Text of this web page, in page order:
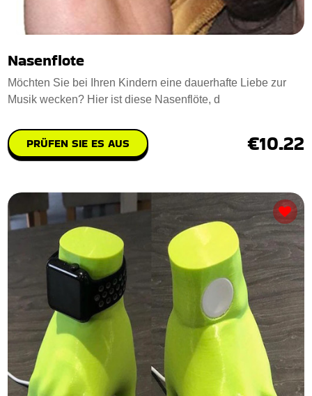
Nasenflote
Möchten Sie bei Ihren Kindern eine dauerhafte Liebe zur
Musik wecken? Hier ist diese Nasenflöte, d
PRÜFEN SIE ES AUS €10.22